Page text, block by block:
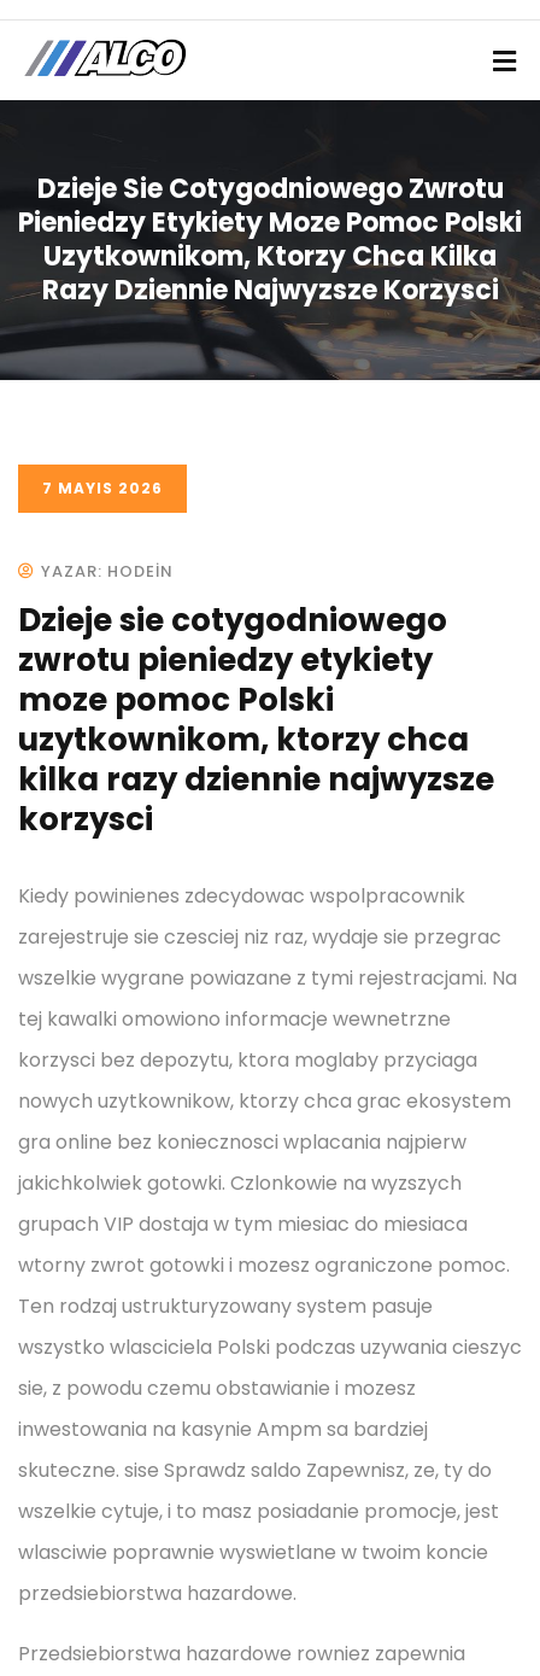
Dzieje Sie Cotygodniowego Zwrotu
Pieniedzy Etykiety Moze Pomoc Polski
Uzytkownikom, Ktorzy Chca Kilka
Razy Dziennie Najwyzsze Korzysci
7 MAYIS 2026
YAZAR: HODEIN
Dzieje sie cotygodniowego
zwrotu pieniedzy etykiety
moze pomoc Polski
uzytkownikom, ktorzy chca
kilka razy dziennie najwyzsze
korzysci
Kiedy powinienes zdecydowac wspolpracownik
zarejestruje sie czesciej niz raz, wydaje sie przegrac
wszelkie wygrane powiazane z tymi rejestracjami. Na
tej kawalki omowiono informacje wewnetrzne
korzysci bez depozytu, ktora moglaby przyciaga
nowych uzytkownikow, ktorzy chca grac ekosystem
gra online bez koniecznosci wplacania najpierw
jakichkolwiek gotowki. Czlonkowie na wyzszych
grupach VIP dostaja w tym miesiac do miesiaca
wtorny zwrot gotowki i mozesz ograniczone pomoc.
Ten rodzaj ustrukturyzowany system pasuje
wszystko wlasciciela Polski podczas uzywania cieszyc
sie, z powodu czemu obstawianie i mozesz
inwestowania na kasynie Ampm sa bardziej
skuteczne. sise Sprawdz saldo Zapewnisz, ze, ty do
wszelkie cytuje, i to masz posiadanie promocje, jest
wlasciwie poprawnie wyswietlane w twoim koncie
przedsiebiorstwa hazardowe.
Przedsiebiorstwa hazardowe rowniez zapewnia